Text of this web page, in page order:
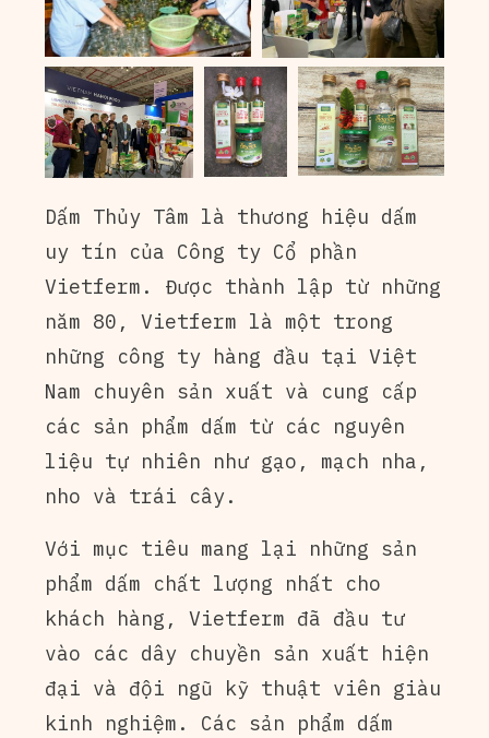
Dấm Thủy Tâm là thương hiệu dấm
uy tín của Công ty Cổ phần
Vietferm. Được thành lập từ những
năm 80, Vietferm là một trong
những công ty hàng đầu tại Việt
Nam chuyên sản xuất và cung cấp
các sản phẩm dấm từ các nguyên
liệu tự nhiên như gạo, mạch nha,
nho và trái cây.
Với mục tiêu mang lại những sản
phẩm dấm chất lượng nhất cho
khách hàng, Vietferm đã đầu tư
vào các dây chuyền sản xuất hiện
đại và đội ngũ kỹ thuật viên giàu
kinh nghiệm. Các sản phẩm dấm